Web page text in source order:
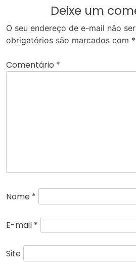
Deixe um
O seu endereço de e-mail não
obrigatórios são marcados com *
Comentário *
Nome *
E-mail *
Site